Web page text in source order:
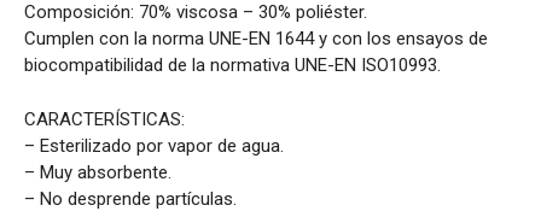
Composición: 70% viscosa – 30% poliéster.
Cumplen con la norma UNE-EN 1644 y con los ensayos de
biocompatibilidad de la normativa UNE-EN ISO10993.
CARACTERÍSTICAS:
– Esterilizado por vapor de agua.
– Muy absorbente.
– No desprende partículas.